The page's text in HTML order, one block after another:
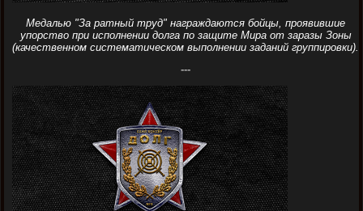
Медалью "За ратный труд" награждаются бойцы, проявившие
упорство при исполнении долга по защите Мира от заразы Зоны
(качественном систематическом выполнении заданий группировки).
---